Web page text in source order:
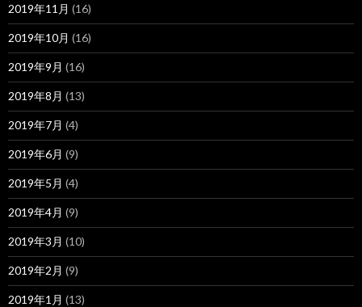
2019年11月 (16)
2019年10月 (16)
2019年9月 (16)
2019年8月 (13)
2019年7月 (4)
2019年6月 (9)
2019年5月 (4)
2019年4月 (9)
2019年3月 (10)
2019年2月 (9)
2019年1月 (13)